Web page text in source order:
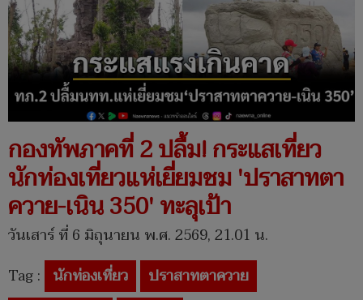
กองทัพภาคที่ 2 ปลื้ม! กระแสเที่ยว
นักท่องเที่ยวแห่เยี่ยมชม 'ปราสาทตา
ควาย-เนิน 350' ทะลุเป้า
วันเสาร์ ที่ 6 มิถุนายน พ.ศ. 2569, 21.01 น.
Tag : นักท่องเที่ยว
ปราสาทตาควาย